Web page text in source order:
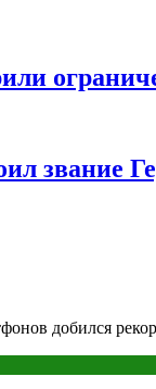
звание
добился